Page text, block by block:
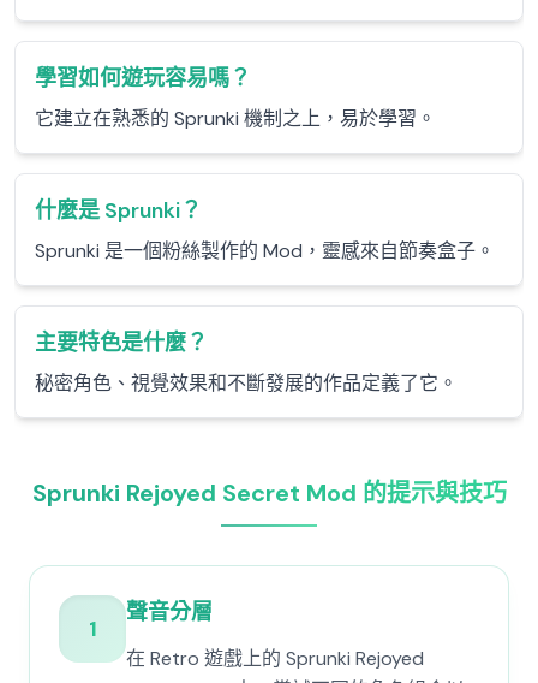
學習如何遊玩容易嗎？
它建立在熟悉的 Sprunki 機制之上，易於學習。
什麼是 Sprunki？
Sprunki 是一個粉絲製作的 Mod，靈感來自節奏盒子。
主要特色是什麼？
秘密角色、視覺效果和不斷發展的作品定義了它。
Sprunki Rejoyed Secret Mod 的提示與技巧
1
聲音分層
在 Retro 遊戲上的 Sprunki Rejoyed